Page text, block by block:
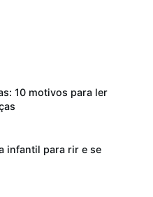
10 motivos para ler
infantil para rir e se